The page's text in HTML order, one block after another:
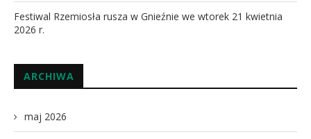
Festiwal Rzemiosła rusza w Gnieźnie we wtorek 21 kwietnia
2026 r.
ARCHIWA
maj 2026